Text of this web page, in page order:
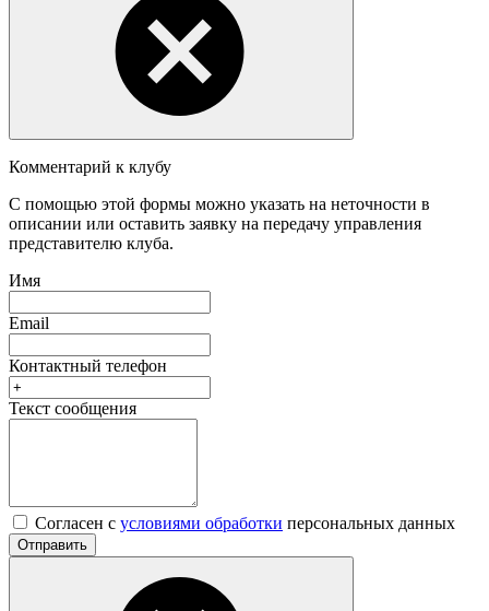
Комментарий к клубу
С помощью этой формы можно указать на неточности в
описании или оставить заявку на передачу управления
представителю клуба.
Имя
Email
Контактный телефон
Текст сообщения
Согласен с условиями обработки персональных данных
Отправить